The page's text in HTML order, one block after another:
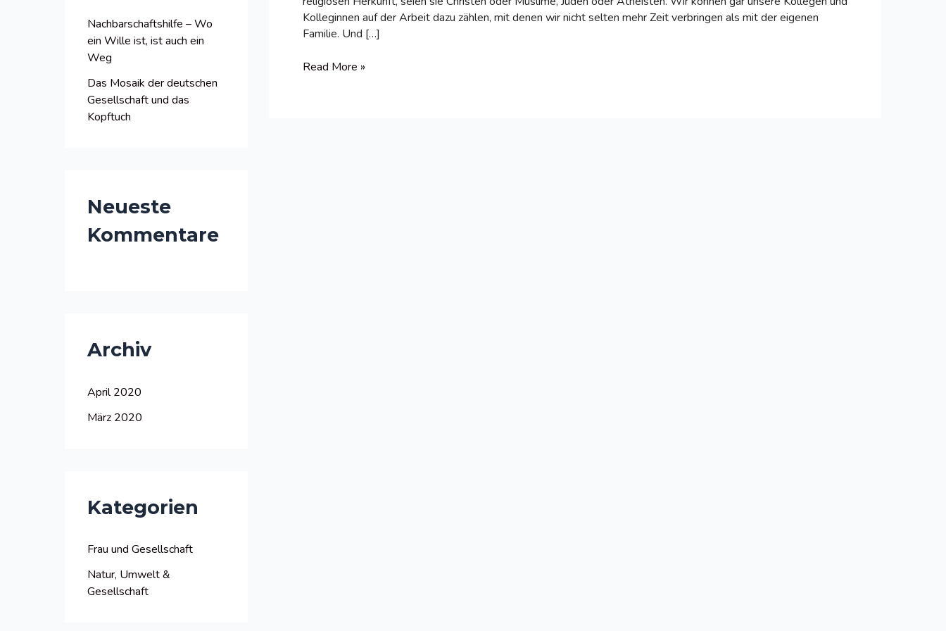
c
h
Nachbarschaftshilfe – Wo
ein Wille ist, ist auch ein
Weg
Das Mosaik der deutschen
Gesellschaft und das
Kopftuch
Neueste
Kommentare
Archiv
April 2020
März 2020
Kategorien
Frau und Gesellschaft
Natur, Umwelt &
Gesellschaft
Kolleginnen auf der Arbeit dazu zählen, mit denen wir nicht selten mehr Zeit verbringen als mit der eigenen
Familie. Und […]
Nachbarschaftshilfe
Read More »